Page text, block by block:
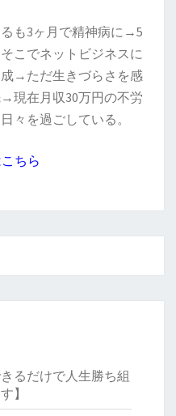
も3ヶ月で精神病に→5
こでネットビジネスに
→ただ生きづらさを感
現在月収30万円の不労
々を過ごしている。
ちら
るだけで人生勝ち組
】